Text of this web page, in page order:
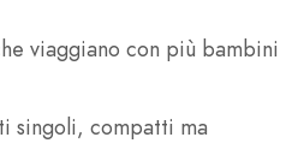
viaggiano con più bambini
singoli, compatti ma